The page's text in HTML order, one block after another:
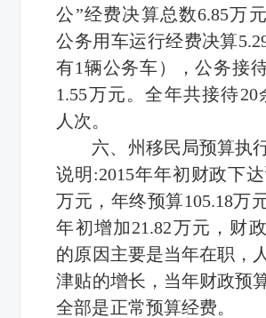
公”经费决算总数6.85万
公务用车运行经费决算
有1辆公务车），公务接
1.55万元。全年共接待20
人次。
六、州移民局预算执
说明:2015年年初财政下
万元，年终预算105.18万
年初增加21.82万元，财
的原因主要是当年在职，
津贴的增长，当年财政预
全部是正常预算